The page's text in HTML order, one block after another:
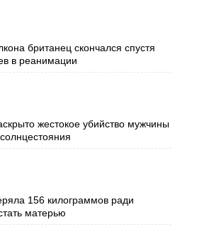
британец скончался спустя
в реанимации
жестокое убийство мужчины
156 килограммов ради
матерью